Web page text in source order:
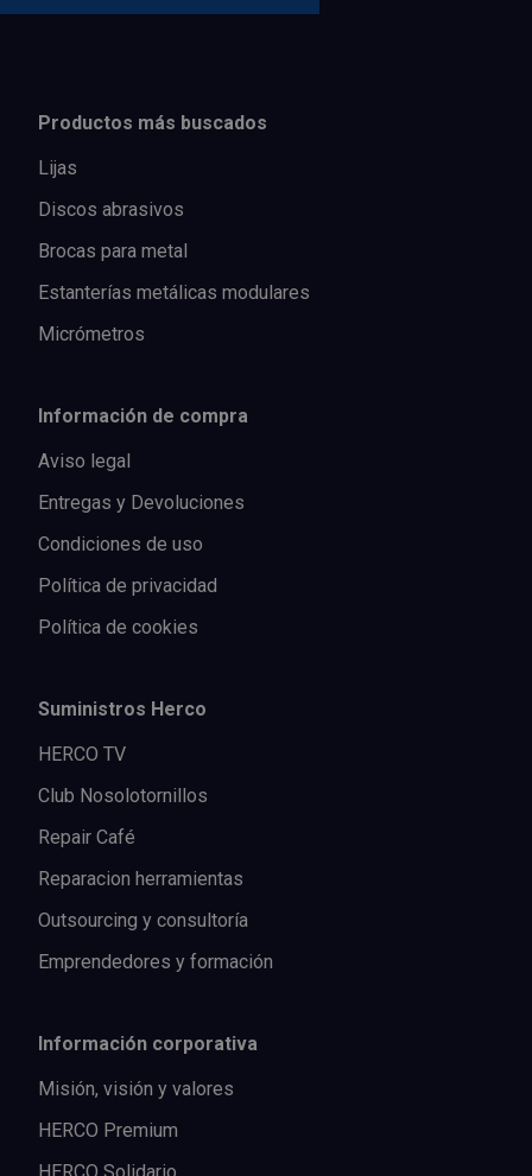
Productos más buscados
Lijas
Discos abrasivos
Brocas para metal
Estanterías metálicas modulares
Micrómetros
Información de compra
Aviso legal
Entregas y Devoluciones
Condiciones de uso
Política de privacidad
Política de cookies
Suministros Herco
HERCO TV
Club Nosolotornillos
Repair Café
Reparacion herramientas
Outsourcing y consultoría
Emprendedores y formación
Información corporativa
Misión, visión y valores
HERCO Premium